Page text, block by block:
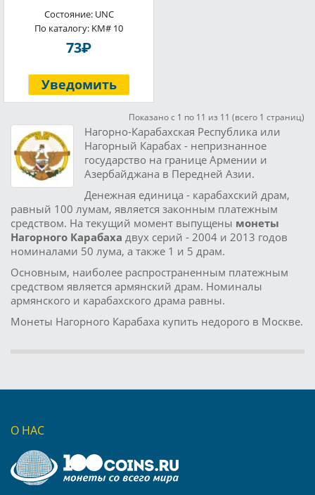
Состояние: UNC
По каталогу: KM# 10
73P
Уведомить
Показано с 1 по 11 из 11 (всего 1 страниц)
Нагорно-Карабахская Республика или
Нагорный Карабах - непризнанное
государство на границе Армении и
Азербайджана в Передней Азии.
Денежная единица - карабахский драм,
равный 100 лумам, является законным платежным
средством. На текущий момент выпущены монеты
Нагорного Карабаха двух серий - 2004 и 2013 годов
номиналами 50 лума, а также 1 и 5 драм.
Основным, наиболее распространенным платежным
средством является армянский драм. Номиналы
армянского и карабахского драма равны.
Монеты Нагорного Карабаха купить недорого в Москве.
О НАС